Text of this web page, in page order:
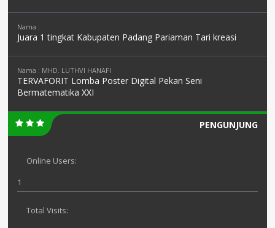
Nama :
Juara 1 tingkat Kabupaten Padang Pariaman Tari kreasi
Nama : MHD. LUTHVI HANAFI
TERVAFORIT Lomba Poster Digital Pekan Seni
Bermatematika XXI
PENGUNJUNG
Online Users:
1
Total Visits: